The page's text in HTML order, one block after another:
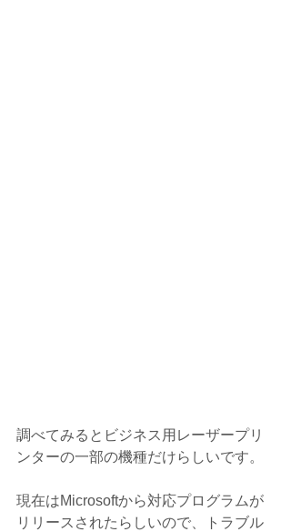
調べてみるとビジネス用レーザープリ
ンターの一部の機種だけらしいです。
現在はMicrosoftから対応プログラムが
リリースされたらしいので、トラブル